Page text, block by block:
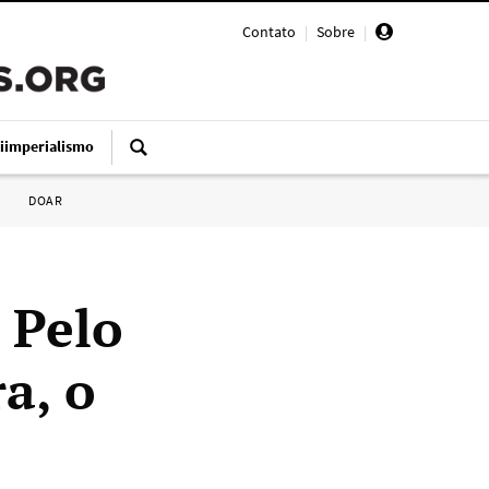
Contato | Sobre |
DOAR
o